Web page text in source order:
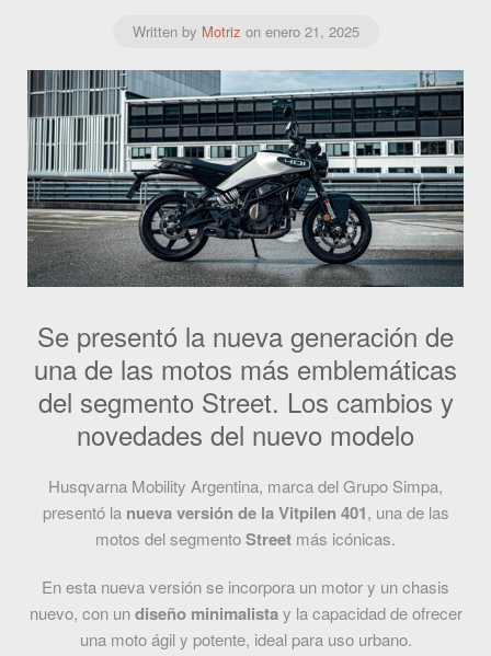
Written by Motriz on enero 21, 2025
Se presentó la nueva generación de
una de las motos más emblemáticas
del segmento Street. Los cambios y
novedades del nuevo modelo
Husqvarna Mobility Argentina, marca del Grupo Simpa,
presentó lanueva versión de la Vitpilen 401, una de las
motos del segmentoStreet más icónicas.
En esta nueva versión se incorpora un motor y un chasis
nuevo, con undiseño minimalistay la capacidad de ofrecer
una moto ágil y potente, ideal para uso urbano.